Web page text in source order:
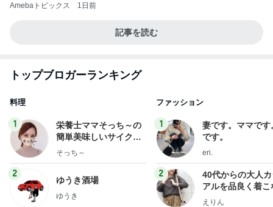
Amebaトピックス 1日前
記事を読む
トップブロガーランキング
料理
1
栄養士ママそっち～の
簡単美味しいサイクル
献立
そっち～
2
ゆうき酒場
ゆうき
ファッション
1
妻です。ママです
です。
eri.
2
40代からの大人
アルを品良く着こ
ファッションブロ
えりん